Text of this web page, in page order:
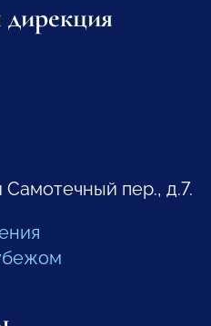
Самотечный пер., д.7.